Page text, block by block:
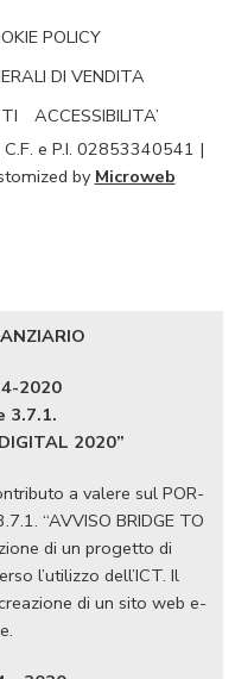
POLICY
DI VENDITA
ACCESSIBILITA’
e P.I. 02853340541 |
by Microweb
2020
3.7.1.
2020”
a valere sul POR-
“AVVISO BRIDGE TO
di un progetto di
l’utilizzo dell’ICT. Il
di un sito web e-